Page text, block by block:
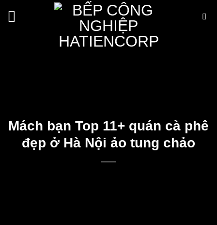
qua
Mách bạn Top 11+ quán cà phê
đẹp ở Hà Nội ảo tung chảo